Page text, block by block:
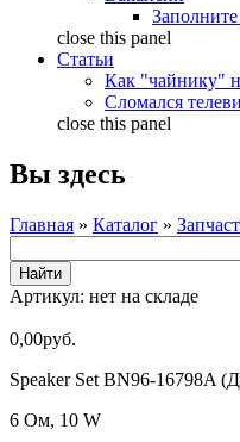
close this panel
Статьи
Как "чайнику"
Сломался
close this panel
Вы здесь
Главная » Каталог »
Артикул: нет на складе
0,00руб.
Speaker Set BN96-16798A
6 Ом, 10 W